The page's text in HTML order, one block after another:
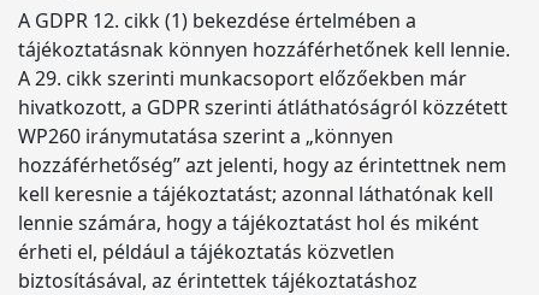
A GDPR 12. cikk (1) bekezdése értelmében a
tájékoztatásnak könnyen hozzáférhetőnek kell lennie.
A 29. cikk szerinti munkacsoport előzőekben már
hivatkozott, a GDPR szerinti átláthatóságról közzétett
WP260 iránymutatása szerint a „könnyen
hozzáférhetőség” azt jelenti, hogy az érintettnek nem
kell keresnie a tájékoztatást; azonnal láthatónak kell
lennie számára, hogy a tájékoztatást hol és miként
érheti el, például a tájékoztatás közvetlen
biztosításával, az érintettek tájékoztatáshoz